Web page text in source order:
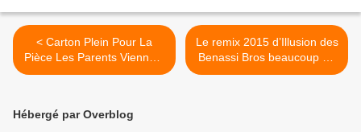
< Carton Plein Pour La
Pièce Les Parents Viennent
De Mars Les Enfants…Du
Le remix 2015 d’Illusion des
Benassi Bros beaucoup de
bruit pour rien… >
Hébergé par Overblog